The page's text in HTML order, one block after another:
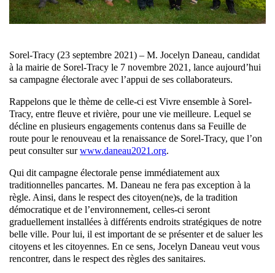
Sorel-Tracy (23 septembre 2021) – M. Jocelyn Daneau, candidat
à la mairie de Sorel-Tracy le 7 novembre 2021, lance aujourd’hui
sa campagne électorale avec l’appui de ses collaborateurs.
Rappelons que le thème de celle-ci est Vivre ensemble à Sorel-
Tracy, entre fleuve et rivière, pour une vie meilleure. Lequel se
décline en plusieurs engagements contenus dans sa Feuille de
route pour le renouveau et la renaissance de Sorel-Tracy, que l’on
peut consulter surwww.daneau2021.org.
Qui dit campagne électorale pense immédiatement aux
traditionnelles pancartes. M. Daneau ne fera pas exception à la
règle. Ainsi, dans le respect des citoyen(ne)s, de la tradition
démocratique et de l’environnement, celles-ci seront
graduellement installées à différents endroits stratégiques de notre
belle ville. Pour lui, il est important de se présenter et de saluer les
citoyens et les citoyennes. En ce sens, Jocelyn Daneau veut vous
rencontrer, dans le respect des règles des sanitaires.